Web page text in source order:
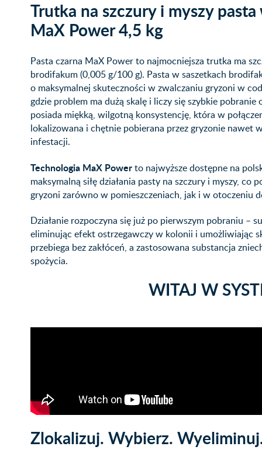
Trutka na szczury i myszy
MaX Power 4,5 kg
Pasta czarna MaX Power to najmocniejsza trutka ma
brodifakum (0,005 g/100 g). Pasta w saszetkach
o maksymalnej skuteczności w zwalczaniu gryzoni w
gdzie problem ma dużą skalę i liczy się szybkie
posiada miękką, wilgotną konsystencję, która w
lokalizowana i chętnie pobierana przez gryzonie nawet
infestacji.
Technologia MaX Powerto najwyższe dostępne na
maksymalną siłę działania pasty na szczury i myszy,
gryzoni zarówno w pomieszczeniach, jak i w otoczeniu
Działanie rozpoczyna się już po pierwszym pobraniu –
eliminując efekt ostrzegawczy w kolonii i umożliwiając
przebiega bez zakłóceń, a zastosowana substancja
spożycia.
WITAJ W
Zlokalizuj. Wybierz.